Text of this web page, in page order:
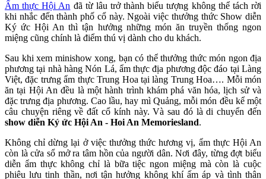
Ẩm thực Hội An đã từ lâu trở thành biểu tượng không thể tách rời
khi nhắc đến thành phố cổ này. Ngoài việc thưởng thức Show diễn
Ký ức Hội An thì tận hưởng những món ăn truyền thống ngon
miệng cũng chính là điểm thú vị dành cho du khách.
Sau khi xem minishow xong, bạn có thể thưởng thức món ngon địa
phương tại nhà hàng Nón Lá, ẩm thực địa phương độc đáo tại Làng
Việt, đặc trưng ẩm thực Trung Hoa tại làng Trung Hoa…. Mỗi món
ăn tại Hội An đều là một hành trình khám phá văn hóa, lịch sử và
đặc trưng địa phương. Cao lầu, hay mì Quảng, mỗi món đều kể một
câu chuyện riêng về đất cổ kính này. Và sau đó là di chuyển đến
show diễn Ký ức Hội An - Hoi An Memoriesland.
Không chỉ dừng lại ở việc thưởng thức hương vị, ẩm thực Hội An
còn là cửa sổ mở ra tâm hồn của người dân. Nơi đây, từng đợt biểu
diễn ẩm thực không chỉ là bữa tiệc ngon miệng mà còn là cuộc
phiêu lưu tinh thần, nơi tận hưởng không khí ấm áp và tình thân